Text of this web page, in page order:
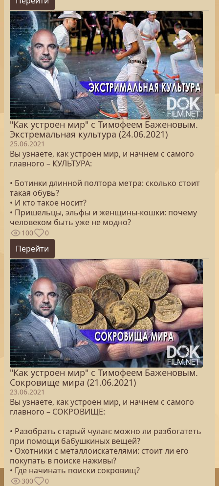
"Как устроен мир" с Тимофеем Баженовым.
Экстремальная культура (24.06.2021)
25.06.2021
Вы узнаете, как устроен мир, и начнем с самого
главного – КУЛЬТУРА:
• Ботинки длинной полтора метра: сколько стоит
такая обувь?
• И кто такое носит?
• Пришельцы, эльфы и женщины-кошки: почему
человеком быть уже не модно?
100 0
Перейти
"Как устроен мир" с Тимофеем Баженовым.
Сокровище мира (21.06.2021)
23.06.2021
Вы узнаете, как устроен мир, и начнем с самого
главного – СОКРОВИЩЕ:
• Разобрать старый чулан: можно ли разбогатеть
при помощи бабушкиных вещей?
• Охотники с металлоискателями: стоит ли его
покупать в поиске наживы?
• Где начинать поиски сокровищ?
300 0